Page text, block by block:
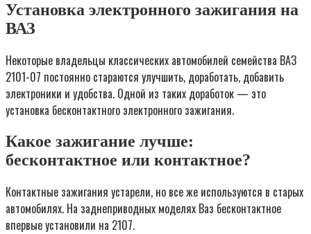
Установка электронного зажигания на
ВАЗ
Некоторые владельцы классических автомобилей семейства ВАЗ
2101-07 постоянно стараются улучшить, доработать, добавить
электроники и удобства. Одной из таких доработок — это
установка бесконтактного электронного зажигания.
Какое зажигание лучше:
бесконтактное или контактное?
Контактные зажигания устарели, но все же используются в старых
автомобилях. На заднеприводных моделях Ваз бесконтактное
впервые установили на 2107.